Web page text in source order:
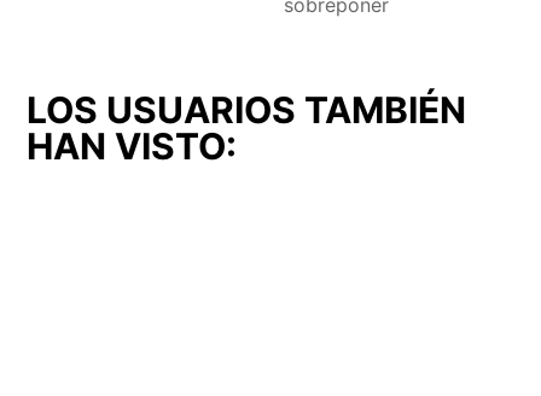
sobreponer
LOS USUARIOS TAMBIÉN
HAN VISTO: